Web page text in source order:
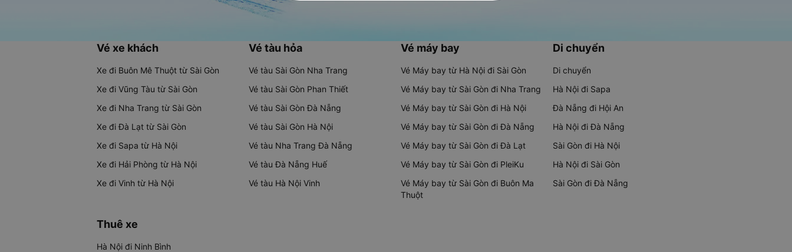
Vé xe khách
Xe đi Buôn Mê Thuột từ Sài Gòn
Xe đi Vũng Tàu từ Sài Gòn
Xe đi Nha Trang từ Sài Gòn
Xe đi Đà Lạt từ Sài Gòn
Xe đi Sapa từ Hà Nội
Xe đi Hải Phòng từ Hà Nội
Xe đi Vinh từ Hà Nội
Vé tàu hỏa
Vé tàu Sài Gòn Nha Trang
Vé tàu Sài Gòn Phan Thiết
Vé tàu Sài Gòn Đà Nẵng
Vé tàu Sài Gòn Hà Nội
Vé tàu Nha Trang Đà Nẵng
Vé tàu Đà Nẵng Huế
Vé tàu Hà Nội Vinh
Vé máy bay
Vé Máy bay từ Hà Nội đi Sài Gòn
Vé Máy bay từ Sài Gòn đi Nha Trang
Vé Máy bay từ Sài Gòn đi Hà Nội
Vé Máy bay từ Sài Gòn đi Đà Nẵng
Vé Máy bay từ Sài Gòn đi Đà Lạt
Vé Máy bay từ Sài Gòn đi PleiKu
Vé Máy bay từ Sài Gòn đi Buôn Ma
Thuột
Di chuyển
Di chuyển
Hà Nội đi Sapa
Đà Nẵng đi Hội An
Hà Nội đi Đà Nẵng
Sài Gòn đi Hà Nội
Hà Nội đi Sài Gòn
Sài Gòn đi Đà Nẵng
Thuê xe
Hà Nội đi Ninh Bình